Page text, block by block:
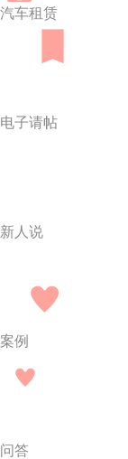
汽车租赁
电子请帖
新人说
案例
问答